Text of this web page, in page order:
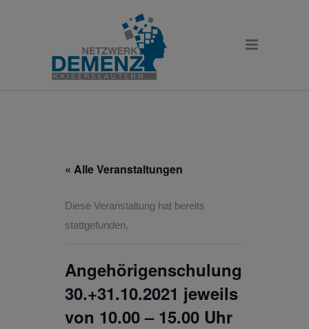
« Alle Veranstaltungen
Diese Veranstaltung hat bereits
stattgefunden.
Angehörigenschulung
30.+31.10.2021 jeweils
von 10.00 – 15.00 Uhr